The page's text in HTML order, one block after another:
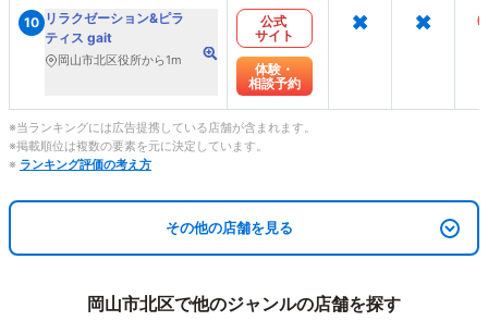
10 リラクゼーション&ピラ
ティス gait
岡山市北区役所から1m
公式
サイト
体験・
相談予約
× ×
※当ランキングには広告提携している店舗が含まれます。
※掲載順位は複数の要素を元に決定しています。
※ ランキング評価の考え方
その他の店舗を見る
岡山市北区で他のジャンルの店舗を探す